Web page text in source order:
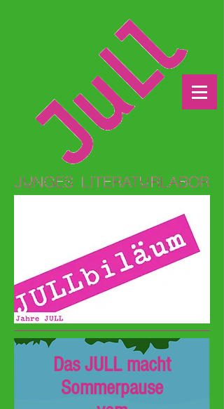
Das JULL macht
Sommerpause